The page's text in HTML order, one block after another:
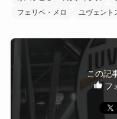
フェリペ・メロ
ユヴェント
この記
フ